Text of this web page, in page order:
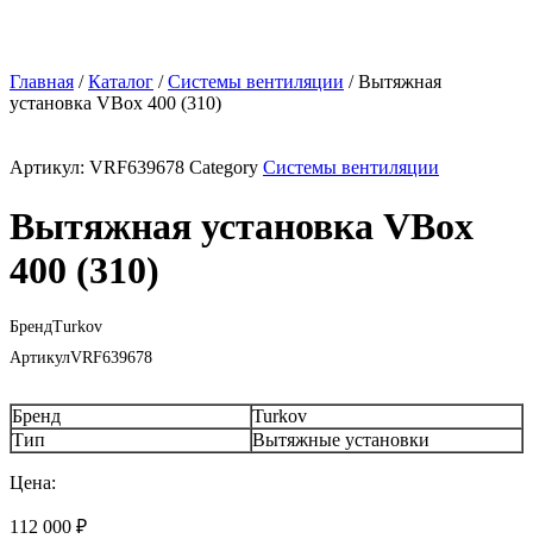
Главная /Каталог /Системы вентиляции / Вытяжная
установка VBox 400 (310)
Артикул: VRF639678 Category Системы вентиляции
Вытяжная установка VBox
400 (310)
БрендTurkov
АртикулVRF639678
Бренд
Turkov
Тип
Вытяжные установки
Цена:
112 000 ₽